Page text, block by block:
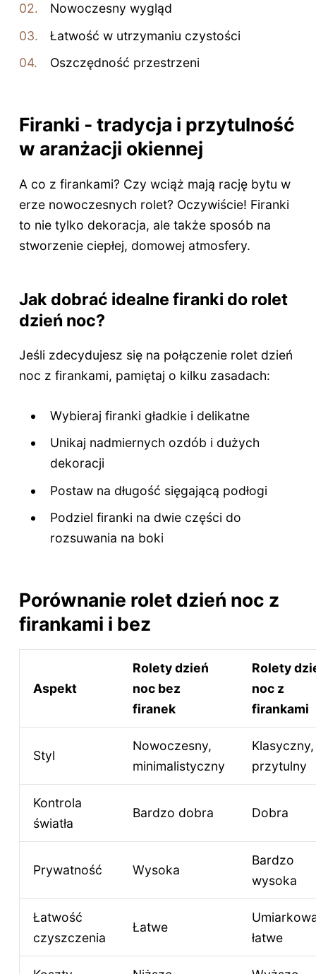
Nowoczesny wygląd
Łatwość w utrzymaniu czystości
Oszczędność przestrzeni
Firanki - tradycja i przytulność
w aranżacji okiennej
A co z firankami? Czy wciąż mają rację bytu w
erze nowoczesnych rolet? Oczywiście! Firanki
to nie tylko dekoracja, ale także sposób na
stworzenie ciepłej, domowej atmosfery.
Jak dobrać idealne firanki do rolet
dzień noc?
Jeśli zdecydujesz się na połączenie rolet dzień
noc z firankami, pamiętaj o kilku zasadach:
Wybieraj firanki gładkie i delikatne
Unikaj nadmiernych ozdób i dużych
dekoracji
Postaw na długość sięgającą podłogi
Podziel firanki na dwie części do
rozsuwania na boki
Porównanie rolet dzień noc z
firankami i bez
Aspekt
Rolety dzień
noc bez
firanek
Rolety
noc z
firankami
Styl
Nowoczesny,
minimalistyczny
Klasyczny,
przytulny
Kontrola
światła
Bardzo dobra Dobra
Prywatność Wysoka
Bardzo
wysoka
Łatwość
czyszczenia
Łatwe
łatwe